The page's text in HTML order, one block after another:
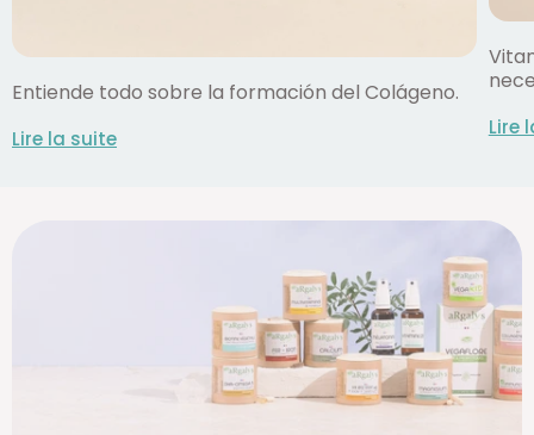
Entiende todo sobre la formación del Colágeno.
Lire la suite Lire